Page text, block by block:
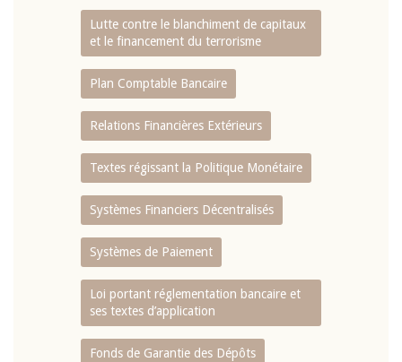
Lutte contre le blanchiment de capitaux
et le financement du terrorisme
Plan Comptable Bancaire
Relations Financières Extérieurs
Textes régissant la Politique Monétaire
Systèmes Financiers Décentralisés
Systèmes de Paiement
Loi portant réglementation bancaire et
ses textes d’application
Fonds de Garantie des Dépôts